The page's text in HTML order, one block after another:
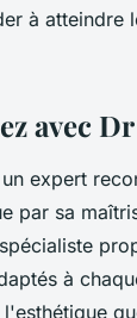
à atteindre
avec
expert
par sa
à